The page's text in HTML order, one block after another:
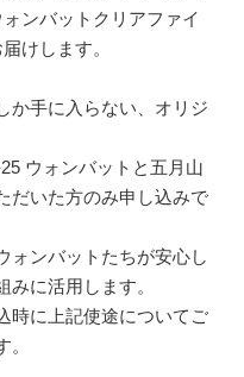
ンバットクリアファイ
けします。
か手に入らない、オリジ
ウォンバットと五月山
だいた方のみ申し込みで
ォンバットたちが安心し
に活用します。
時に上記使途についてご